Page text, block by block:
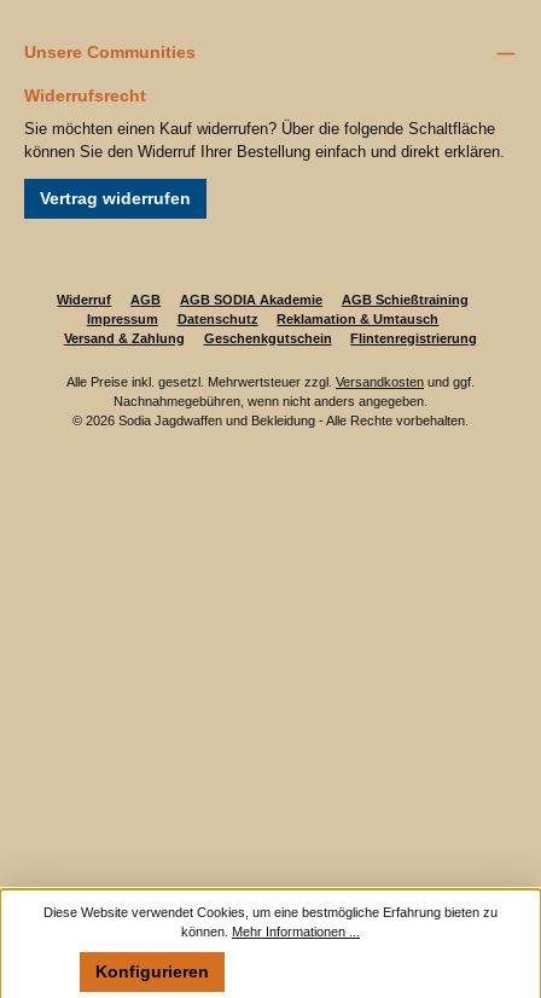
Unsere Communities
Widerrufsrecht
Sie möchten einen Kauf widerrufen? Über die folgende Schaltfläche
können Sie den Widerruf Ihrer Bestellung einfach und direkt erklären.
Vertrag widerrufen
Widerruf AGB AGB SODIA Akademie
AGB Schießtraining
Impressum
Datenschutz
Reklamation & Umtausch
Versand & Zahlung
Geschenkgutschein Flintenregistrierung
Alle Preise inkl. gesetzl. Mehrwertsteuer zzgl. Versandkosten und ggf.
Nachnahmegebühren, wenn nicht anders angegeben.
© 2026 Sodia Jagdwaffen und Bekleidung - Alle Rechte vorbehalten.
Diese Website verwendet Cookies, um eine bestmögliche Erfahrung bieten zu
können. Mehr Informationen ...
Konfigurieren